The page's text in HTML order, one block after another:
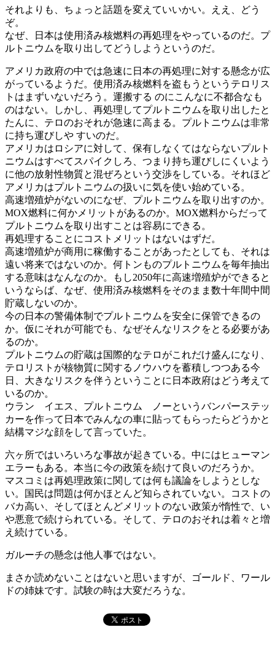
それよりも、ちょっと話題を変えていいかい。ええ、どう
ぞ。
なぜ、日本は使用済み核燃料の再処理をやっているのだ。プ
ルトニウムを取り出してどうしようというのだ。
アメリカ政府の中では急速に日本の再処理に対する懸念が広
がっているようだ。使用済み核燃料を盗もうというテロリス
トはまずいないだろう。運搬する のにこんなに不都合なも
のはない。しかし、再処理してプルトニウムを取り出したと
たんに、テロのおそれが急速に高まる。プルトニウムは非常
に持ち運びしや すいのだ。
アメリカはロシアに対して、保有しなくてはならないプルト
ニウムはすべてスパイクしろ、つまり持ち運びしにくいよう
に他の放射性物質と混ぜろという交渉をしている。それほど
アメリカはプルトニウムの扱いに気を使い始めている。
高速増殖炉がないのになぜ、プルトニウムを取り出すのか。
MOX燃料に何かメリットがあるのか。MOX燃料からだって
プルトニウムを取り出すことは容易にできる。
再処理することにコストメリットはないはずだ。
高速増殖炉が商用に稼働することがあったとしても、それは
遠い将来ではないのか。何トンものプルトニウムを毎年抽出
する意味はなんなのか。もし2050年に高速増殖炉ができると
いうならば、なぜ、使用済み核燃料をそのまま数十年間中間
貯蔵しないのか。
今の日本の警備体制でプルトニウムを安全に保管できるの
か。仮にそれが可能でも、なぜそんなリスクをとる必要があ
るのか。
プルトニウムの貯蔵は国際的なテロがこれだけ盛んになり、
テロリストが核物質に関するノウハウを蓄積しつつある今
日、大きなリスクを伴うということに日本政府はどう考えて
いるのか。
ウラン イエス、プルトニウム ノーというバンパーステッ
カーを作って日本でみんなの車に貼ってもらったらどうかと
結構マジな顔をして言っていた。
六ヶ所ではいろいろな事故が起きている。中にはヒューマン
エラーもある。本当に今の政策を続けて良いのだろうか。
マスコミは再処理政策に関しては何も議論をしようとしな
い。国民は問題は何かほとんど知らされていない。コストの
バカ高い、そしてほとんどメリットのない政策が惰性で、い
や悪意で続けられている。そして、テロのおそれは着々と増
え続けている。
ガルーチの懸念は他人事ではない。
まさか読めないことはないと思いますが、ゴールド、ワール
ドの姉妹です。試験の時は大変だろうな。